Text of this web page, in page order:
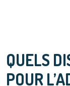
QUELS
POUR